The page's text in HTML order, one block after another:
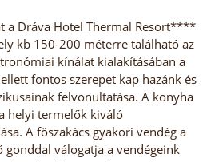
a Dráva Hotel Thermal Resort****
kb 150-200 méterre található az
kínálat kialakításában a
fontos szerepet kap hazánk és
felvonultatása. A konyha
helyi termelők kiváló
A főszakács gyakori vendég a
gonddal válogatja a vendégeink